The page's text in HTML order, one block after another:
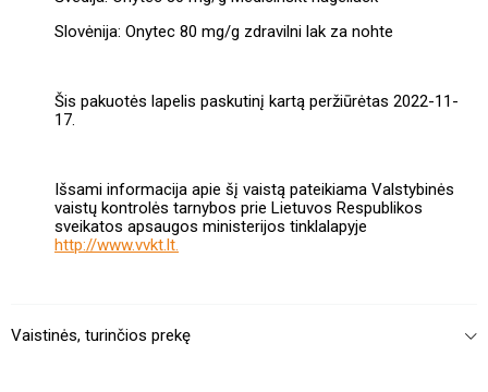
Slovėnija: Onytec 80 mg/g zdravilni lak za nohte
Šis pakuotės lapelis paskutinį kartą peržiūrėtas 2022-11-
17.
Išsami informacija apie šį vaistą pateikiama Valstybinės
vaistų kontrolės tarnybos prie Lietuvos Respublikos
sveikatos apsaugos ministerijos tinklalapyje
http://www.vvkt.lt.
Vaistinės, turinčios prekę